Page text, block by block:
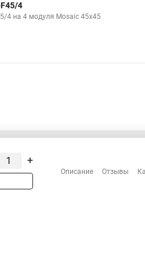
4
4 на 4 модуля Mosaic 45x45
+
Описание Отзывы